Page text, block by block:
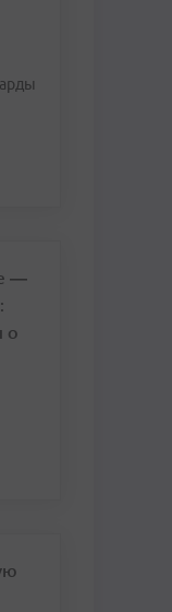
—
о